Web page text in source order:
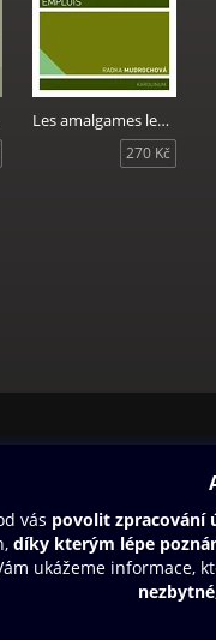
Les amalgames lexicaux en français contemporain
270 Kč
Dárkový poukaz
Nápověda
Napište nám